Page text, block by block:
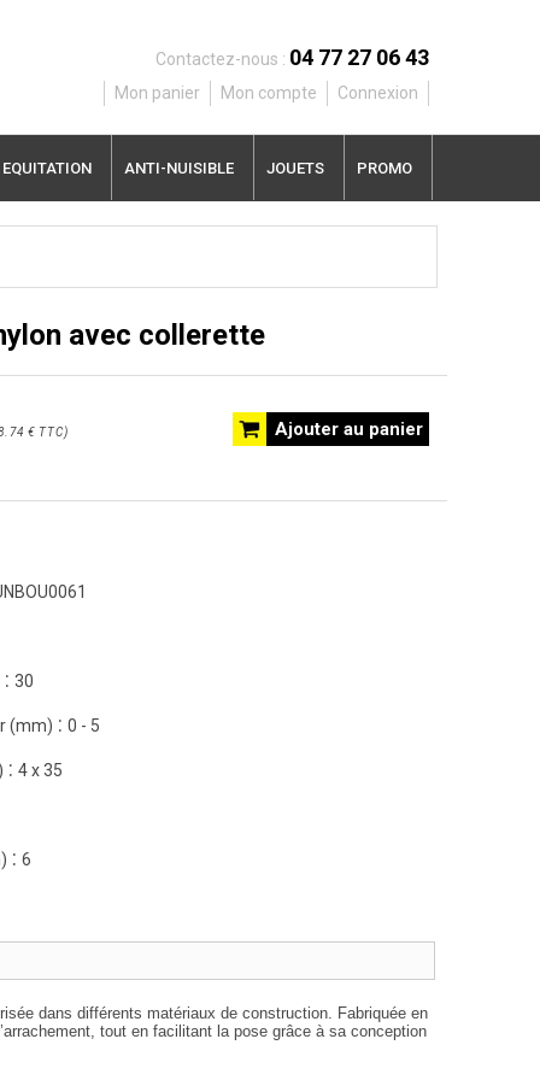
Contactez-nous : 04 77 27 06 43
Mon panier Mon compte Connexion
EQUITATION ANTI-NUISIBLE JOUETS PROMO
avec collerette
Ajouter au panier
€ TTC)
: 30
(mm) : 0 - 5
: 4 x 35
: 6
dans différents matériaux de construction. Fabriquée en
tout en facilitant la pose grâce à sa conception